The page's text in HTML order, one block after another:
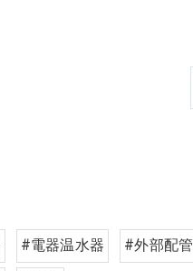
#電器温水器 #外部配管